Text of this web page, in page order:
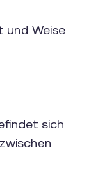
und Weise
sich